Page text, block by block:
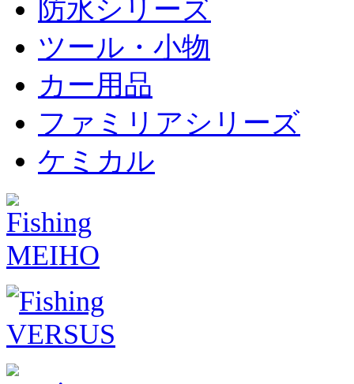
防水シリーズ
ツール・小物
カー用品
ファミリアシリーズ
ケミカル